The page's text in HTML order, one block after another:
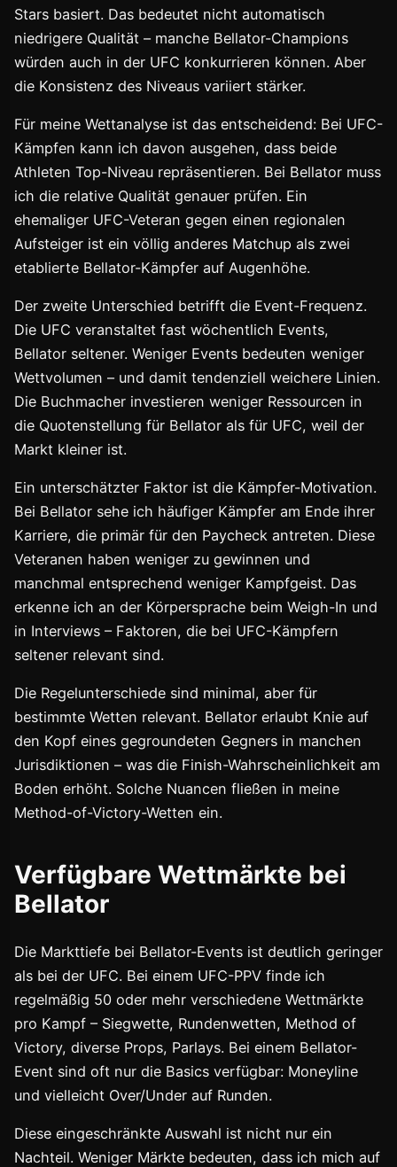
Stars basiert. Das bedeutet nicht automatisch
niedrigere Qualität – manche Bellator-Champions
würden auch in der UFC konkurrieren können. Aber
die Konsistenz des Niveaus variiert stärker.
Für meine Wettanalyse ist das entscheidend: Bei UFC-
Kämpfen kann ich davon ausgehen, dass beide
Athleten Top-Niveau repräsentieren. Bei Bellator muss
ich die relative Qualität genauer prüfen. Ein
ehemaliger UFC-Veteran gegen einen regionalen
Aufsteiger ist ein völlig anderes Matchup als zwei
etablierte Bellator-Kämpfer auf Augenhöhe.
Der zweite Unterschied betrifft die Event-Frequenz.
Die UFC veranstaltet fast wöchentlich Events,
Bellator seltener. Weniger Events bedeuten weniger
Wettvolumen – und damit tendenziell weichere Linien.
Die Buchmacher investieren weniger Ressourcen in
die Quotenstellung für Bellator als für UFC, weil der
Markt kleiner ist.
Ein unterschätzter Faktor ist die Kämpfer-Motivation.
Bei Bellator sehe ich häufiger Kämpfer am Ende ihrer
Karriere, die primär für den Paycheck antreten. Diese
Veteranen haben weniger zu gewinnen und
manchmal entsprechend weniger Kampfgeist. Das
erkenne ich an der Körpersprache beim Weigh-In und
in Interviews – Faktoren, die bei UFC-Kämpfern
seltener relevant sind.
Die Regelunterschiede sind minimal, aber für
bestimmte Wetten relevant. Bellator erlaubt Knie auf
den Kopf eines gegroundeten Gegners in manchen
Jurisdiktionen – was die Finish-Wahrscheinlichkeit am
Boden erhöht. Solche Nuancen fließen in meine
Method-of-Victory-Wetten ein.
Verfügbare Wettmärkte bei
Bellator
Die Markttiefe bei Bellator-Events ist deutlich geringer
als bei der UFC. Bei einem UFC-PPV finde ich
regelmäßig 50 oder mehr verschiedene Wettmärkte
pro Kampf – Siegwette, Rundenwetten, Method of
Victory, diverse Props, Parlays. Bei einem Bellator-
Event sind oft nur die Basics verfügbar: Moneyline
und vielleicht Over/Under auf Runden.
Diese eingeschränkte Auswahl ist nicht nur ein
Nachteil. Weniger Märkte bedeuten, dass ich mich auf